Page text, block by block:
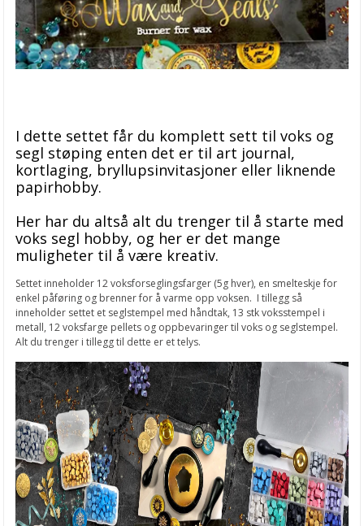
I dette settet får du komplett sett til voks og
segl støping enten det er til art journal,
kortlaging, bryllupsinvitasjoner eller liknende
papirhobby.
Her har du altså alt du trenger til å starte med
voks segl hobby, og her er det mange
muligheter til å være kreativ.
Settet inneholder 12 voksforseglingsfarger (5g hver), en smelteskje for
enkel påføring og brenner for å varme opp voksen. I tillegg så
inneholder settet et seglstempel med håndtak, 13 stk voksstempel i
metall, 12 voksfarge pellets og oppbevaringer til voks og seglstempel.
Alt du trenger i tillegg til dette er et telys.